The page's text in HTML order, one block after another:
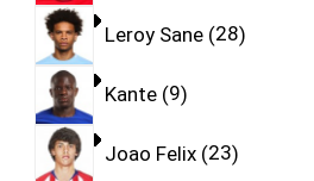
Leroy Sane 28
Kante 9
Joao Felix 23